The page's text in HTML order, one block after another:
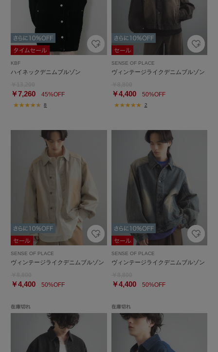
KBF
ハイネックデニムブルゾン
￥7,260 45%OFF
8
SENSE OF PLACE
ヴィンテージライクデニムブルゾン
￥4,40050%OFF
2
SENSE OF PLACE
ヴィンテージライクデニムブルゾン
￥4,400 50%OFF
SENSE OF PLACE
ヴィンテージライクデニムブルゾン
￥4,40050%OFF